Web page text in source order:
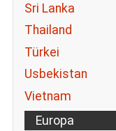
Sri Lanka
Thailand
Türkei
Usbekistan
Vietnam
Europa